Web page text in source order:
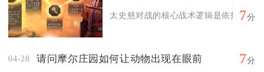
太史慈对战的核心战术逻辑是依托自带
7分
04-28 请问摩尔庄园如何让动物出现在眼前 7分